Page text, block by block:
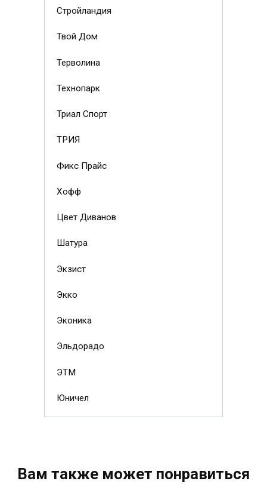
Стройландия
Твой Дом
Терволина
Технопарк
Триал Спорт
ТРИЯ
Фикс Прайс
Хофф
Цвет Диванов
Шатура
Экзист
Экко
Эконика
Эльдорадо
ЭТМ
Юничел
Вам также может понравиться